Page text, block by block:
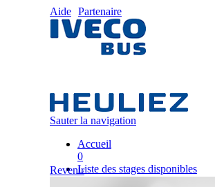
Aide Partenaire
Sauter la navigation
Accueil
0
Liste des stages disponibles
Revenir